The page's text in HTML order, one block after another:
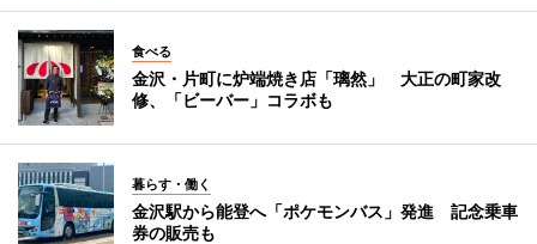
食べる
金沢・片町に炉端焼き店「璃然」 大正の町家改
修、「ビーバー」コラボも
暮らす・働く
金沢駅から能登へ「ポケモンバス」発進 記念乗車
券の販売も